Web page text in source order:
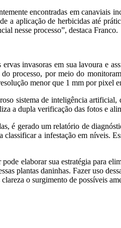
encontradas em canaviais
a aplicação de herbicidas até
nesse processo”, destaca Franco.
invasoras em sua lavoura e
processo, por meio do
menor que 1 mm por pixel
sistema de inteligência
a dupla verificação das fotos e
é gerado um relatório de
classificar a infestação em níveis.
elaborar sua estratégia para
plantas daninhas. Fazer uso
o surgimento de possíveis